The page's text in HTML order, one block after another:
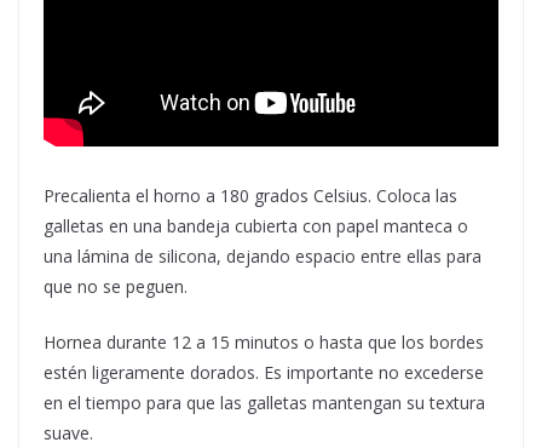
Precalienta el horno a 180 grados Celsius. Coloca las
galletas en una bandeja cubierta con papel manteca o
una lámina de silicona, dejando espacio entre ellas para
que no se peguen.
Hornea durante 12 a 15 minutos o hasta que los bordes
estén ligeramente dorados. Es importante no excederse
en el tiempo para que las galletas mantengan su textura
suave.